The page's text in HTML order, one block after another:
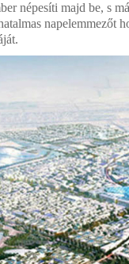
népesíti majd be, s
napelemmezőt